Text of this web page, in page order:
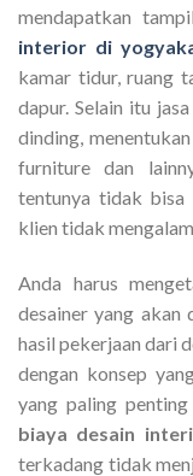
mendapatkan
interior di
kamar tidur, ruang
dapur. Selain itu
dinding,
furniture dan
tentunya tidak bisa
klien tidak
Anda harus
desainer yang akan
hasil pekerjaan dari
dengan konsep
yang paling
biaya desain
terkadang tidak